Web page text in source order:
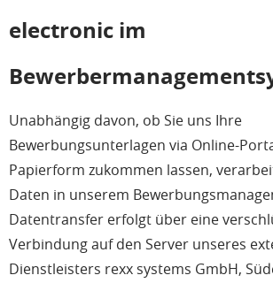
electronic im
Unabhängig davon, ob Sie uns Ihre
Bewerbungsunterlagen via Online-
Papierform zukommen lassen,
Daten in unserem
Datentransfer erfolgt über eine
Verbindung auf den Server unseres
Dienstleisters rexx systems GmbH,